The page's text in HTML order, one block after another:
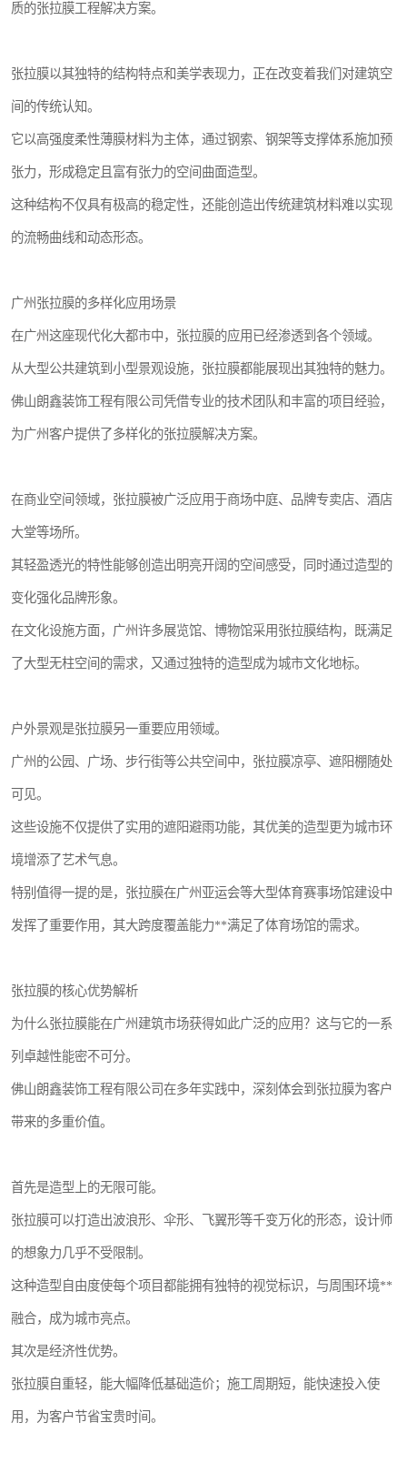
质的张拉膜工程解决方案。
张拉膜以其独特的结构特点和美学表现力，正在改变着我们对建筑空
间的传统认知。
它以高强度柔性薄膜材料为主体，通过钢索、钢架等支撑体系施加预
张力，形成稳定且富有张力的空间曲面造型。
这种结构不仅具有极高的稳定性，还能创造出传统建筑材料难以实现
的流畅曲线和动态形态。
广州张拉膜的多样化应用场景
在广州这座现代化大都市中，张拉膜的应用已经渗透到各个领域。
从大型公共建筑到小型景观设施，张拉膜都能展现出其独特的魅力。
佛山朗鑫装饰工程有限公司凭借专业的技术团队和丰富的项目经验，
为广州客户提供了多样化的张拉膜解决方案。
在商业空间领域，张拉膜被广泛应用于商场中庭、品牌专卖店、酒店
大堂等场所。
其轻盈透光的特性能够创造出明亮开阔的空间感受，同时通过造型的
变化强化品牌形象。
在文化设施方面，广州许多展览馆、博物馆采用张拉膜结构，既满足
了大型无柱空间的需求，又通过独特的造型成为城市文化地标。
户外景观是张拉膜另一重要应用领域。
广州的公园、广场、步行街等公共空间中，张拉膜凉亭、遮阳棚随处
可见。
这些设施不仅提供了实用的遮阳避雨功能，其优美的造型更为城市环
境增添了艺术气息。
特别值得一提的是，张拉膜在广州亚运会等大型体育赛事场馆建设中
发挥了重要作用，其大跨度覆盖能力**满足了体育场馆的需求。
张拉膜的核心优势解析
为什么张拉膜能在广州建筑市场获得如此广泛的应用？这与它的一系
列卓越性能密不可分。
佛山朗鑫装饰工程有限公司在多年实践中，深刻体会到张拉膜为客户
带来的多重价值。
首先是造型上的无限可能。
张拉膜可以打造出波浪形、伞形、飞翼形等千变万化的形态，设计师
的想象力几乎不受限制。
这种造型自由度使每个项目都能拥有独特的视觉标识，与周围环境**
融合，成为城市亮点。
其次是经济性优势。
张拉膜自重轻，能大幅降低基础造价；施工周期短，能快速投入使
用，为客户节省宝贵时间。